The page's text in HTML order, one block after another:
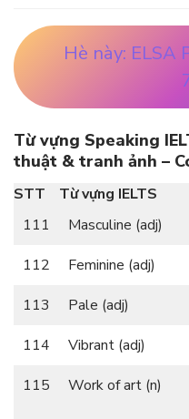
Hè này: ELSA
Từ vựng Speaking
thuật & tranh ảnh –
STT Từ vựng IELTS
111
Masculine (adj)
112
Feminine (adj)
113
Pale (adj)
114
Vibrant (adj)
115
Work of art (n)